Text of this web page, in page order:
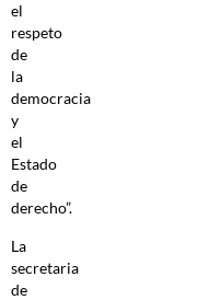
el
respeto
de
la
democracia
y
el
Estado
de
derecho”.
La
secretaria
de